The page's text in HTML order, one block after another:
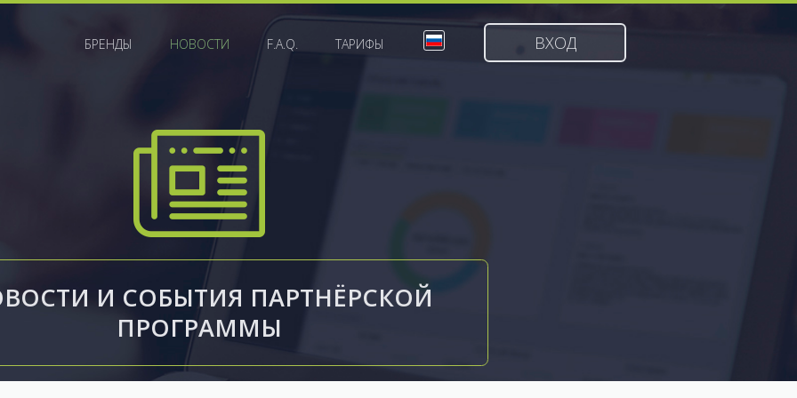
БРЕНДЫ НОВОСТИ F.A.Q. ТАРИФЫ ВХОД
И СОБЫТИЯ ПАРТНЁРСКОЙ
ПРОГРАММЫ